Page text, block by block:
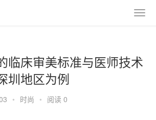
临床审美标准与医师技术
地区为例
• 时尚 • 阅读 0